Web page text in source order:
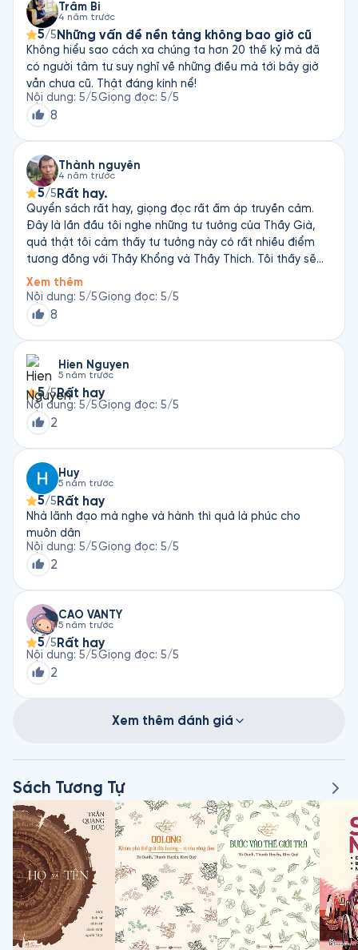
Trâm Bi
4 năm trước
5/5 Những vấn đề nền tảng không bao giờ cũ
Không hiểu sao cách xa chúng ta hơn 20 thế kỷ mà đã
có người tâm tư suy nghĩ về những điều mà tới bây giờ
vẫn chưa cũ. Thật đáng kính nể!
Nội dung: 5/5Giọng đọc: 5/5
8
Thành nguyễn
4 năm trước
5/5 Rất hay.
Quyển sách rất hay, giọng đọc rất ấm áp truyền cảm.
Đây là lần đầu tôi nghe những tư tưởng của Thầy Già,
quả thật tôi cảm thấy tư tưởng này có rất nhiều điểm
tương đồng với Thầy Khổng và Thầy Thích. Tôi thấy sẽ
cần nghe nhiều lần để hiểu hơn. Rất xứng đáng được ca
ngợi là một trong tam giáo á Đông. Tôi thích nhất là tư
tưởng thuận theo tự nhiên điều mà Khổng giáo và Phật
giáo không có đươc. Người theo Đất, Đất theo Trời, Trời
theo Đạo, Đạo theo Tự Nhiên. Thật vi diệu 👍💯
Xem thêm
Nội dung: 5/5Giọng đọc: 5/5
8
Hien Nguyen
5 năm trước
5/5Rất hay
Nội dung: 5/5Giọng đọc: 5/5
2
Huy
5 năm trước
5/5 Rất hay
Nhà lãnh đạo mà nghe và hành thì quả là phúc cho
muôn dân
Nội dung: 5/5Giọng đọc: 5/5
2
CAO VANTY
5 năm trước
5/5 Rất hay
Nội dung: 5/5Giọng đọc: 5/5
2
Xem thêm đánh giá
Sách Tương Tự